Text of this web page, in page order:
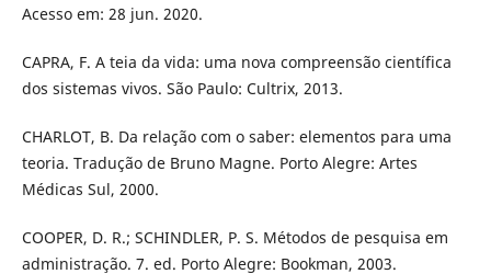
Acesso em: 28 jun. 2020.
CAPRA, F. A teia da vida: uma nova compreensão científica
dos sistemas vivos. São Paulo: Cultrix, 2013.
CHARLOT, B. Da relação com o saber: elementos para uma
teoria. Tradução de Bruno Magne. Porto Alegre: Artes
Médicas Sul, 2000.
COOPER, D. R.; SCHINDLER, P. S. Métodos de pesquisa em
administração. 7. ed. Porto Alegre: Bookman, 2003.